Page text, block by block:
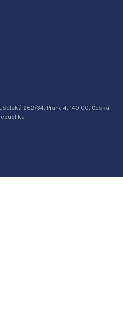
262/34, Praha 4, 140 00, Česká
republika